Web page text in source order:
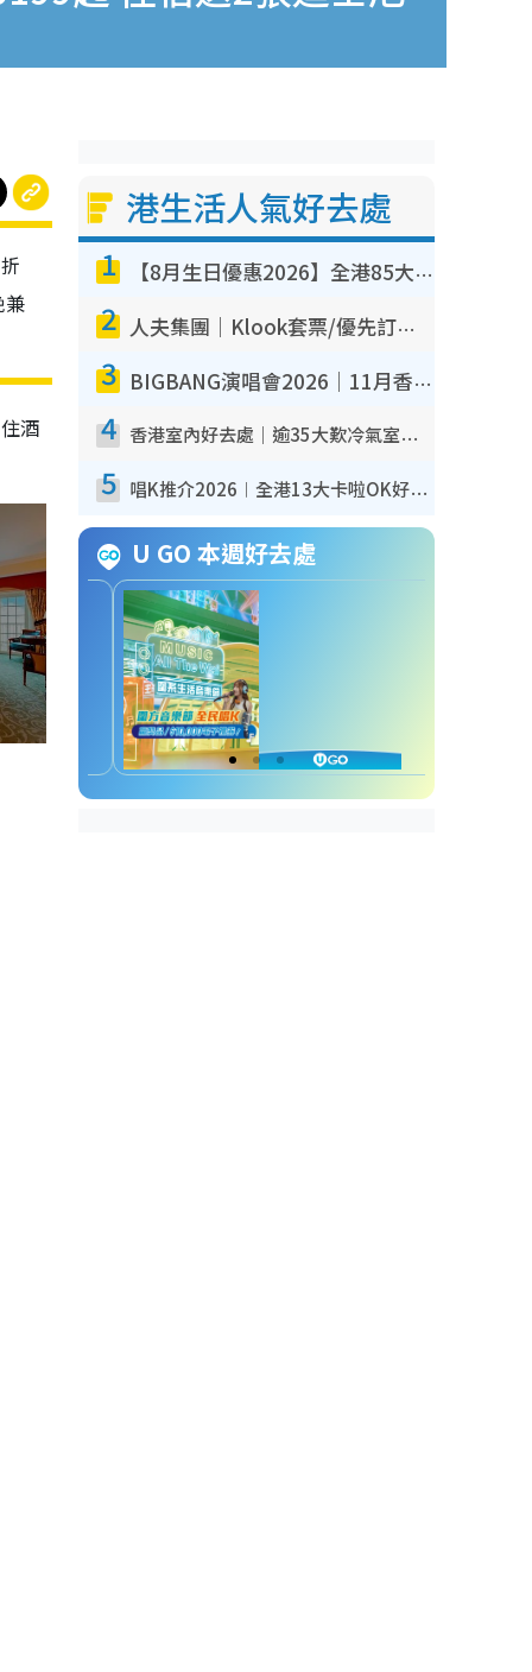
兼
酒
港生活人氣好去處
1 【8月生日優惠2026】全港85大食買玩著數攻略 自助餐/火鍋放題同行免費＋誠品/DONKI送現金券
2 人夫集團｜Klook套票/優先訂票/公開發售搶飛攻略！附票價.購票連結.場地座位表
3 BIGBANG演唱會2026｜11月香港啟德開3場！實名制VIP申請、優先購票攻略
4 香港室內好去處｜逾35大歎冷氣室內好去處推介 室內活動免費避雨無懼落雨
5 唱K推介2026︱全港13大卡啦OK好去處！最平$36起 日文K都有！(附地址+收費詳情)
U GO 本週好去處